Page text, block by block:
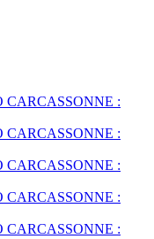
CARCASSONNE :
CARCASSONNE :
CARCASSONNE :
CARCASSONNE :
CARCASSONNE :